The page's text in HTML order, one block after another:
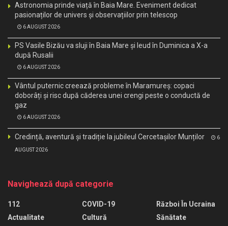
Astronomia prinde viață în Baia Mare. Eveniment dedicat
pasionaților de univers și observațiilor prin telescop
6 AUGUST 2026
PS Vasile Bizău va sluji în Baia Mare și Ieud în Duminica a X-a
după Rusalii
6 AUGUST 2026
Vântul puternic creează probleme în Maramureș: copaci
doborâți și risc după căderea unei crengi peste o conductă de
gaz
6 AUGUST 2026
Credință, aventură și tradiție la jubileul Cercetașilor Munților 6
AUGUST 2026
Navighează după categorie
112
Actualitate
COVID-19
Cultură
Război În Ucraina
Sănătate